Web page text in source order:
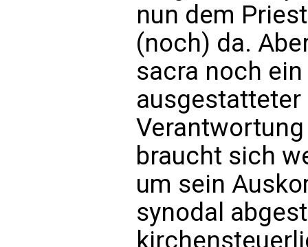
nun dem
(noch) da.
sacra noch
ausgestatteter
braucht sich
um sein
synodal